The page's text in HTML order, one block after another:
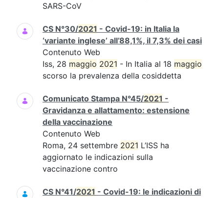
SARS-CoV
CS N°30/2021 - Covid-19: in Italia la
‘variante inglese’ all’88,1%, il 7,3% dei casi
Contenuto Web
Iss, 28 maggio 2021 - In Italia al 18 maggio
scorso la prevalenza della cosiddetta
Comunicato Stampa N°45/2021 -
Gravidanza e allattamento: estensione
della vaccinazione
Contenuto Web
Roma, 24 settembre 2021 L’ISS ha
aggiornato le indicazioni sulla
vaccinazione contro
CS N°41/2021 - Covid-19: le indicazioni di